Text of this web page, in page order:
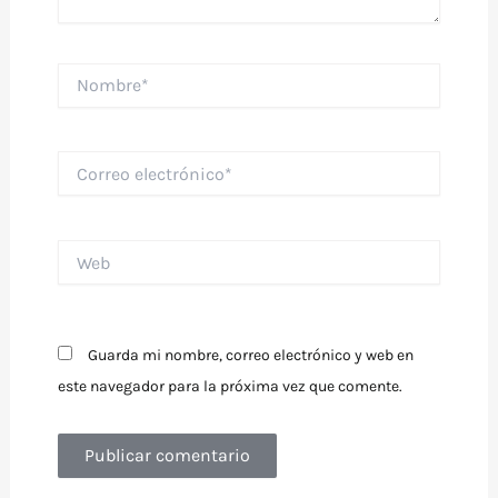
electrónico*
Guarda mi nombre, correo electrónico y web en
este navegador para la próxima vez que comente.